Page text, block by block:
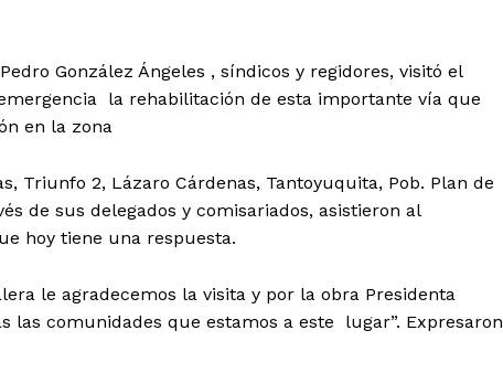
González Ángeles , síndicos y regidores, visitó el
la rehabilitación de esta importante vía que
en la zona
Triunfo 2, Lázaro Cárdenas, Tantoyuquita, Pob. Plan de
de sus delegados y comisariados, asistieron al
hoy tiene una respuesta.
le agradecemos la visita y por la obra Presidenta
comunidades que estamos a este lugar”. Expresaron